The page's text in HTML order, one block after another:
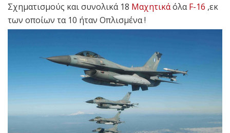
Σχηματισμούς και συνολικά 18 ΜαχητικάόλαF-16 ,εκ
των οποίων τα 10 ήταν Οπλισμένα !